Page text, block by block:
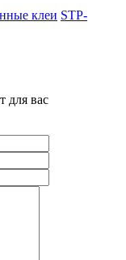
клеи STP-
для вас